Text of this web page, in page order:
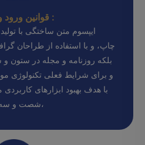
قوانین ورود و خروج :
ایپسوم متن ساختگی با
چاپ، و با استفاده از طراحان
بلکه روزنامه و مجله در ستون
و برای شرایط فعلی تکنولوژی
با هدف بهبود ابزارهای کاربردی
شصت و سه درصد گذشته حال و آینده،